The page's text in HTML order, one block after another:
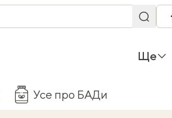
Ще
Усе про БАДи